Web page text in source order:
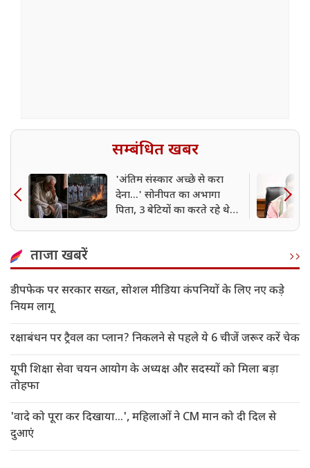
सम्बंधित खबर
'अंतिम संस्कार अच्छे से करा
देना...' सोनीपत का अभागा
पिता, 3 बेटियों का करते रहे थे
ताजा खबरें
डीपफेक पर सरकार सख्त, सोशल मीडिया कंपनियों के लिए नए कड़े
नियम लागू
रक्षाबंधन पर ट्रैवल का प्लान? निकलने से पहले ये 6 चीजें जरूर करें चेक
यूपी शिक्षा सेवा चयन आयोग के अध्यक्ष और सदस्यों को मिला बड़ा
तोहफा
'वादे को पूरा कर दिखाया...', महिलाओं ने CM मान को दी दिल से
दुआएं